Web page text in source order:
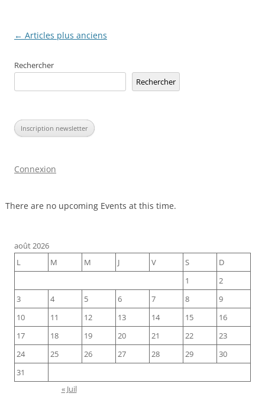
Navigation
articles
← Articles plus anciens
Rechercher
Rechercher
Inscription newsletter
Connexion
There are no upcoming Events at this time.
août 2026
L
M M J V S
D
1
2
3
4 5 6 7 8
9
10
11 12 13 14 15
16
17
18 19 20 21 22
23
24
25 26 27 28 29
30
31
« Juil